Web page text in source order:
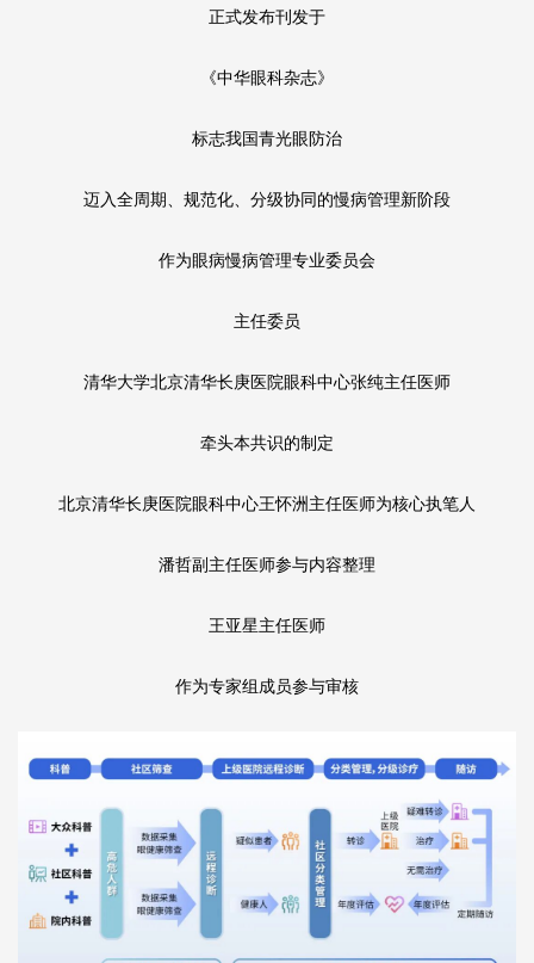
正式发布刊发于
《中华眼科杂志》
标志我国青光眼防治
迈入全周期、规范化、分级协同的慢病管理新阶段
作为眼病慢病管理专业委员会
主任委员
清华大学北京清华长庚医院眼科中心张纯主任医师
牵头本共识的制定
北京清华长庚医院眼科中心王怀洲主任医师为核心执笔人
潘哲副主任医师参与内容整理
王亚星主任医师
作为专家组成员参与审核